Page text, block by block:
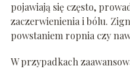
pojawiają się często,
zaczerwienienia i bólu.
powstaniem ropnia czy
W przypadkach